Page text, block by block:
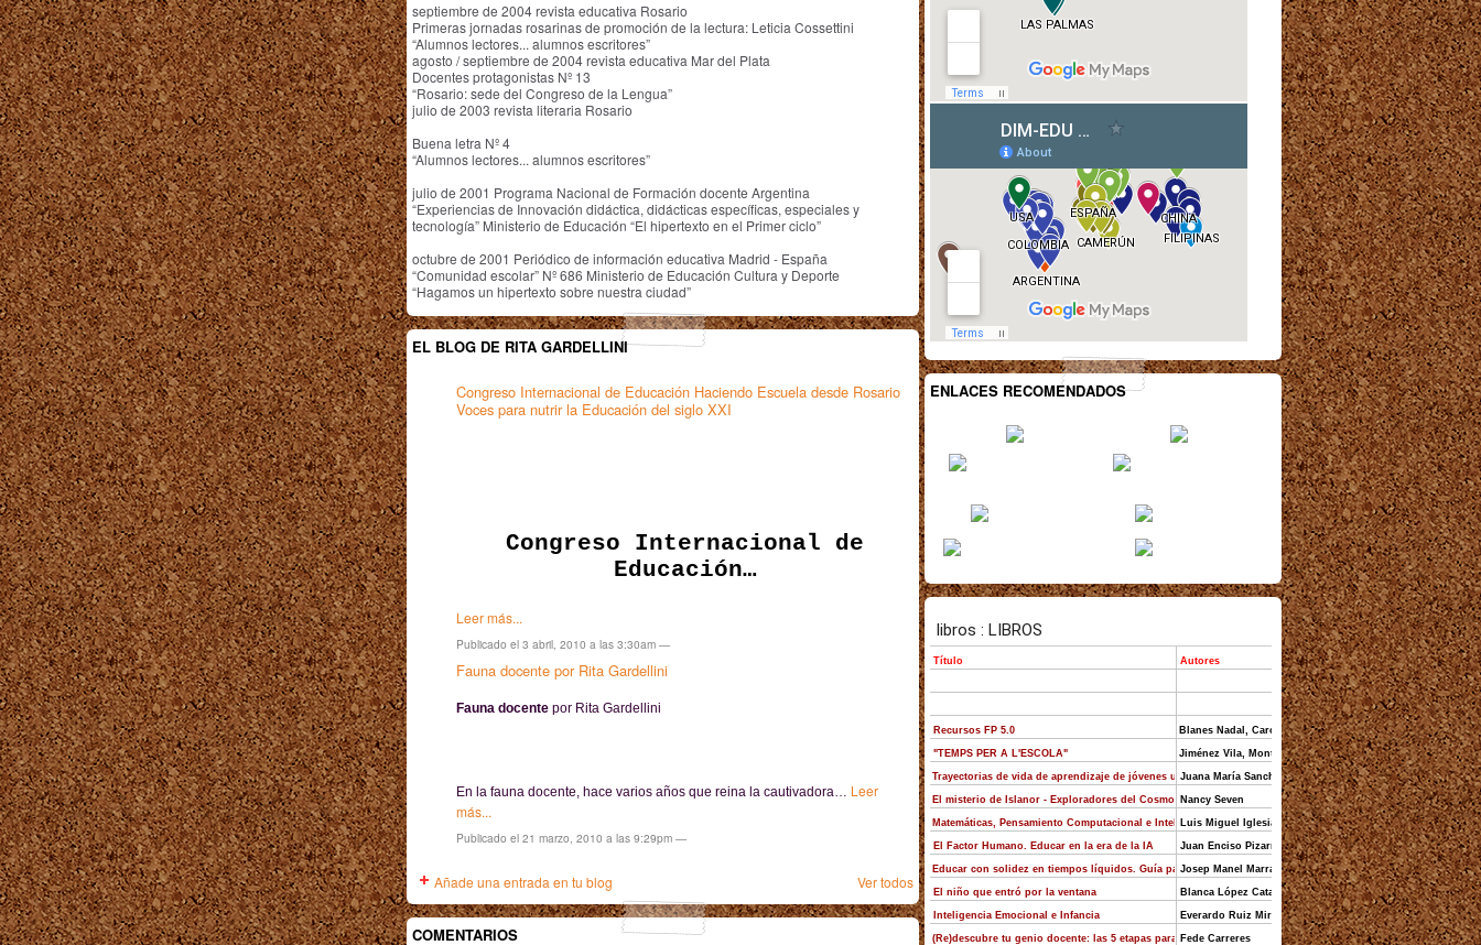
septiembre de 2004 revista educativa Rosario
Primeras jornadas rosarinas de promoción de la lectura: Leticia Cossettini
“Alumnos lectores... alumnos escritores”
agosto / septiembre de 2004 revista educativa Mar del Plata
Docentes protagonistas Nº 13
“Rosario: sede del Congreso de la Lengua”
julio de 2003 revista literaria Rosario
Buena letra Nº 4
“Alumnos lectores... alumnos escritores”
julio de 2001 Programa Nacional de Formación docente Argentina
“Experiencias de Innovación didáctica, didácticas específicas, especiales y
tecnología” Ministerio de Educación “El hipertexto en el Primer ciclo”
octubre de 2001 Periódico de información educativa Madrid - España
“Comunidad escolar” Nº 686 Ministerio de Educación Cultura y Deporte
“Hagamos un hipertexto sobre nuestra ciudad”
EL BLOG DE RITA GARDELLINI
Congreso Internacional de Educación Haciendo Escuela desde Rosario
Voces para nutrir la Educación del siglo XXI
Congreso Internacional de
Educación…
Leer más...
Publicado el 3 abril, 2010 a las 3:30am —
Fauna docente por Rita Gardellini
Fauna docente por Rita Gardellini
En la fauna docente, hace varios años que reina la cautivadora…
Leer
más...
Publicado el 21 marzo, 2010 a las 9:29pm —
Añade una entrada en tu blog Ver todos
COMENTARIOS
ENLACES RECOMENDADOS